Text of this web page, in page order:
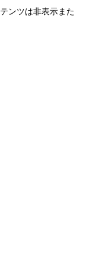
ンツは非表示また